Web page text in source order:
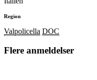
Region
Valpolicella DOC
Flere anmeldelser